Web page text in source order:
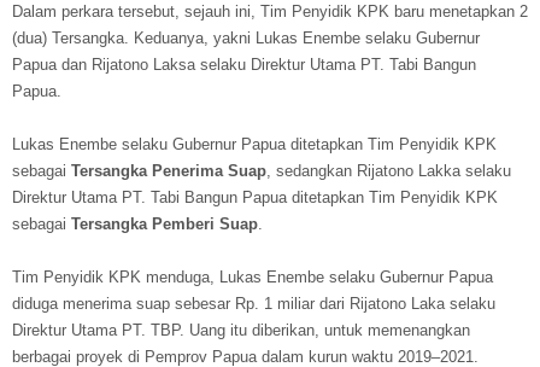
Dalam perkara tersebut, sejauh ini, Tim Penyidik KPK baru menetapkan 2
(dua) Tersangka. Keduanya, yakni Lukas Enembe selaku Gubernur
Papua dan Rijatono Laksa selaku Direktur Utama PT. Tabi Bangun
Papua.
Lukas Enembe selaku Gubernur Papua ditetapkan Tim Penyidik KPK
sebagai Tersangka Penerima Suap , sedangkan Rijatono Lakka selaku
Direktur Utama PT. Tabi Bangun Papua ditetapkan Tim Penyidik KPK
sebagai Tersangka Pemberi Suap
Tim Penyidik KPK menduga, Lukas Enembe selaku Gubernur Papua
diduga menerima suap sebesar Rp. 1 miliar dari Rijatono Laka selaku
Direktur Utama PT. TBP. Uang itu diberikan, untuk memenangkan
berbagai proyek di Pemprov Papua dalam kurun waktu 2019–2021.